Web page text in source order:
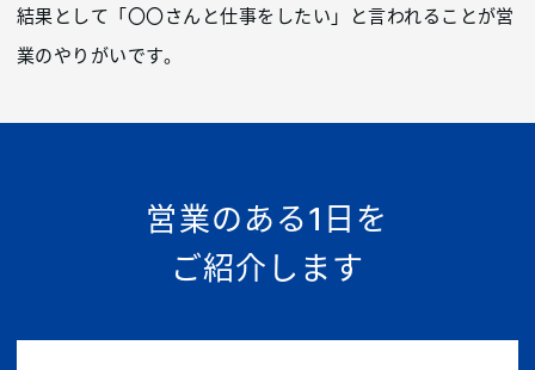
結果として「〇〇さんと仕事をしたい」と言われることが営
業のやりがいです。
営業のある1日を
ご紹介します